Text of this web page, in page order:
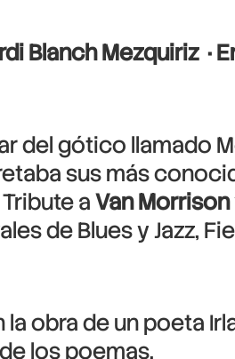
Blanch Mezquiriz ‪ ·
del gótico llamado
sus más
aVan Morrison
de Blues y Jazz,
obra de un poeta
los poemas.